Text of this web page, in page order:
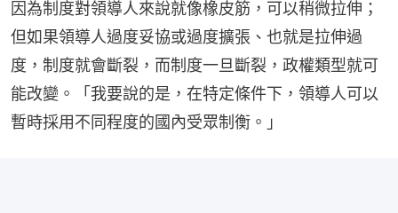
因為制度對領導人來說就像橡皮筋，可以稍微拉伸；
但如果領導人過度妥協或過度擴張、也就是拉伸過
度，制度就會斷裂，而制度一旦斷裂，政權類型就可
能改變。「我要說的是，在特定條件下，領導人可以
暫時採用不同程度的國內受眾制衡。」